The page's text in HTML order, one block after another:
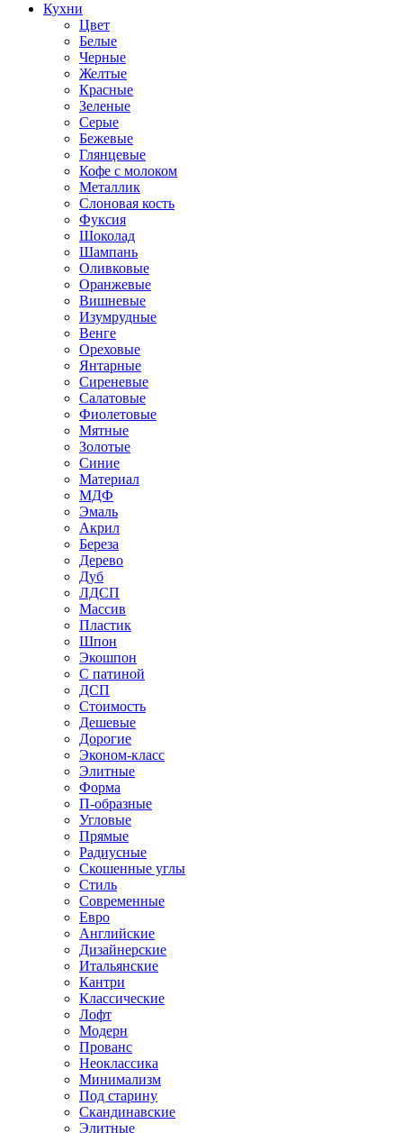
Кухни
Цвет
Белые
Черные
Желтые
Красные
Зеленые
Серые
Бежевые
Глянцевые
Кофе с молоком
Металлик
Слоновая кость
Фуксия
Шоколад
Шампань
Оливковые
Оранжевые
Вишневые
Изумрудные
Венге
Ореховые
Янтарные
Сиреневые
Салатовые
Фиолетовые
Мятные
Золотые
Синие
Материал
МДФ
Эмаль
Акрил
Береза
Дерево
Дуб
ЛДСП
Массив
Пластик
Шпон
Экошпон
С патиной
ДСП
Стоимость
Дешевые
Дорогие
Эконом-класс
Элитные
Форма
П-образные
Угловые
Прямые
Радиусные
Скошенные углы
Стиль
Современные
Евро
Английские
Дизайнерские
Итальянские
Кантри
Классические
Лофт
Модерн
Прованс
Неоклассика
Минимализм
Под старину
Скандинавские
Элитные